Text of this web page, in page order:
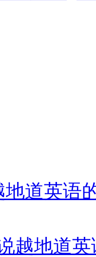
地道英语
越地道英